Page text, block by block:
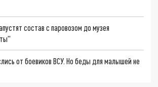
состав с паровозом до музея
от боевиков ВСУ. Но беды для малышей не